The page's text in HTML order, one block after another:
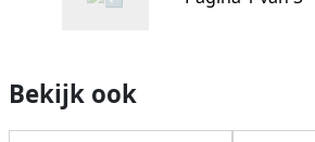
Bekijk ook